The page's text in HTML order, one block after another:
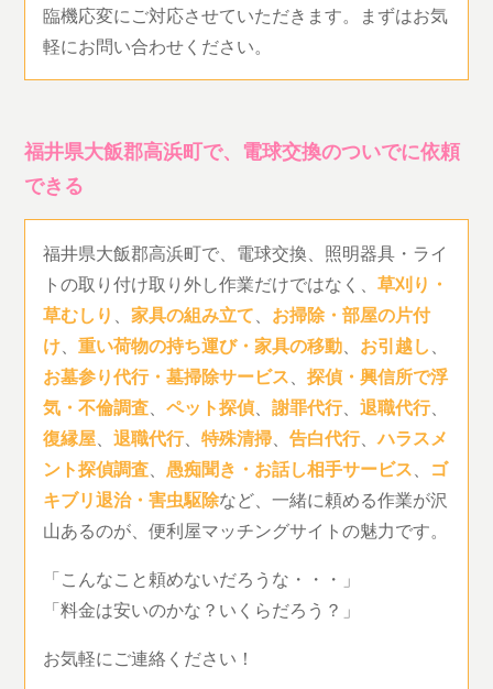
臨機応変にご対応させていただきます。まずはお気
軽にお問い合わせください。
福井県大飯郡高浜町で、電球交換のついでに依頼
できる
福井県大飯郡高浜町で、電球交換、照明器具・ライ
トの取り付け取り外し作業だけではなく、草刈り・
草むしり 、家具の組み立て、 お掃除・部屋の片付
け、重い荷物の持ち運び・家具の移動、 お引越し、
お墓参り代行・墓掃除サービス、探偵・興信所で浮
気・不倫調査、ペット探偵、謝罪代行、退職代行、
復縁屋、退職代行、特殊清掃、告白代行、ハラスメ
ント探偵調査、愚痴聞き・お話し相手サービス、 ゴ
キブリ退治・害虫駆除など、一緒に頼める作業が沢
山あるのが、便利屋マッチングサイトの魅力です。
「こんなこと頼めないだろうな・・・」
「料金は安いのかな？いくらだろう？」
お気軽にご連絡ください！